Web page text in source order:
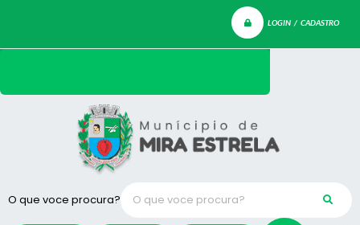
LOGIN / CADASTRO
O que voce procura?